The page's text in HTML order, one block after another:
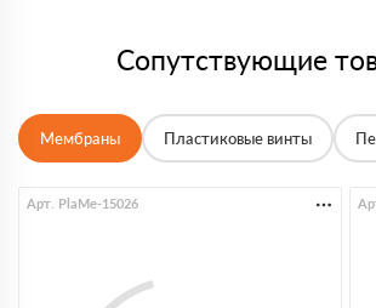
Сопутствующие
Мембраны Пластиковые винты
Арт. PlaMe-15026